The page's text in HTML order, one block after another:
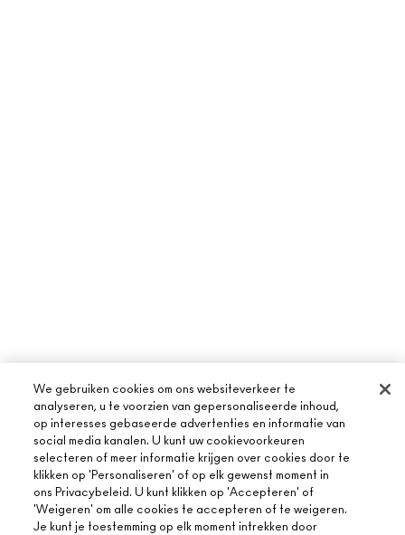
OVER MAC
We gebruiken cookies om ons websiteverkeer te
analyseren, u te voorzien van gepersonaliseerde inhoud,
op interesses gebaseerde advertenties en informatie van
social media kanalen. U kunt uw cookievoorkeuren
selecteren of meer informatie krijgen over cookies door te
klikken op 'Personaliseren' of op elk gewenst moment in
ons Privacybeleid. U kunt klikken op 'Accepteren' of
'Weigeren' om alle cookies te accepteren of te weigeren.
Je kunt je toestemming op elk moment intrekken door